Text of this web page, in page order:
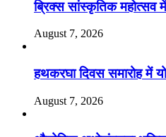
ब्रिक्स सांस्कृतिक महोत्सव
August 7, 2026
हथकरघा दिवस समारोह में
August 7, 2026